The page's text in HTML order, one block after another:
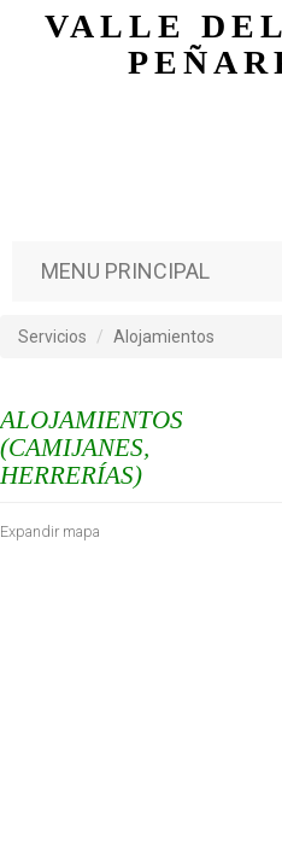
Pasar al
VALLE
MENU PRINCIPAL
Servicios Alojamientos
ALOJAMIENTOS
(CAMIJANES,
HERRERÍAS)
Expandir mapa